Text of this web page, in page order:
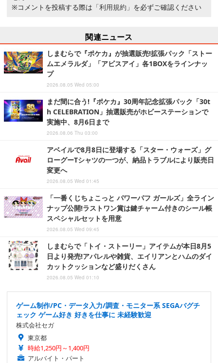
※コメントを投稿する際は 「利用規約」 を必ずご確認ください
関連ニュース
しまむらで『ポケカ』が抽選販売!拡張パック「ストー
ムエメラルダ」「アビスアイ」各1BOXをラインナッ
プ
2026.08.05 Wed 05:00
まだ間に合う!『ポケカ』30周年記念拡張パック「30t
h CELEBRATION」抽選販売がホビーステーションで
実施中、8月6日まで
2026.08.06 Thu 03:00
アベイルで8月8日に登場する「スター・ウォーズ」グ
ローグーTシャツの一つが、納品トラブルにより販売日
変更へ
2026.08.05 Wed 01:45
「一番くじちょこっと パワーパフ ガールズ」全ライン
ナップ公開!ラストワン賞は鍵チャーム付きのシール帳
スペシャルセットを用意
2026.08.05 Wed 09:45
しまむらで「トイ・ストーリー」アイテムが本日8月5
日より発売!アパレルや雑貨、エイリアンとハムのダイ
カットクッションなど盛りだくさん
2026.08.05 Wed 01:10
ゲーム制作/PC・データ入力/調査・モニター系 SEGAバグチ
ェック ゲーム好き 好きを仕事に 未経験歓迎
株式会社セガ
東京都
時給1,250円～1,400円
アルバイト・パート